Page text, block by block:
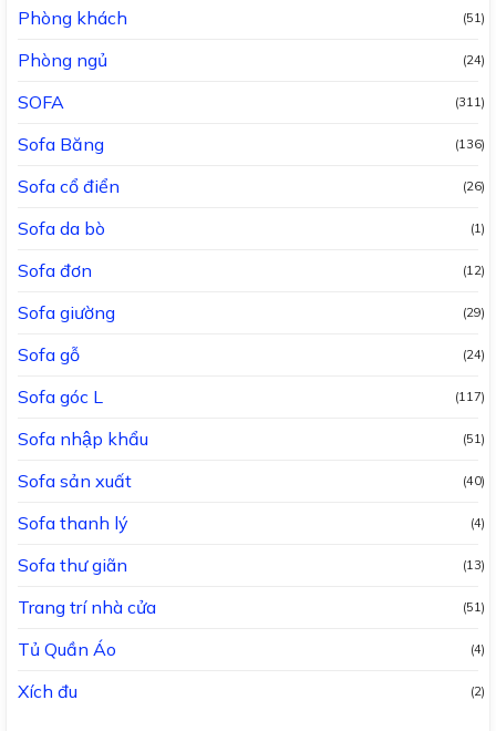
Phòng khách (51)
Phòng ngủ (24)
SOFA (311)
Sofa Băng (136)
Sofa cổ điển (26)
Sofa da bò (1)
Sofa đơn (12)
Sofa giường (29)
Sofa gỗ (24)
Sofa góc L (117)
Sofa nhập khẩu (51)
Sofa sản xuất (40)
Sofa thanh lý (4)
Sofa thư giãn (13)
Trang trí nhà cửa (51)
Tủ Quần Áo (4)
Xích đu (2)